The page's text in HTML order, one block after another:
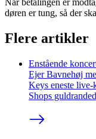
Når betalingen er
døren er tung, så der
Flere artikler
Enstående
Ejer Bavnehøj
Keys eneste
Shops